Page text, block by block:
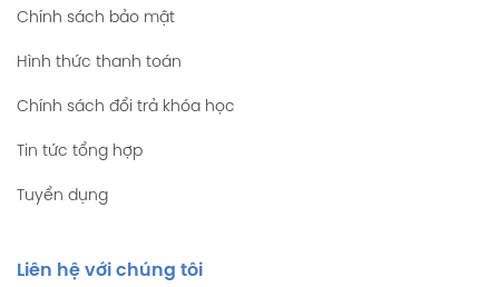
Chính sách bảo mật
Hình thức thanh toán
Chính sách đổi trả khóa học
Tin tức tổng hợp
Tuyển dụng
Liên hệ với chúng tôi